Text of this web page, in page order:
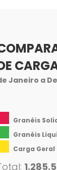
Janeiro a
Granéis
Granéis
Carga